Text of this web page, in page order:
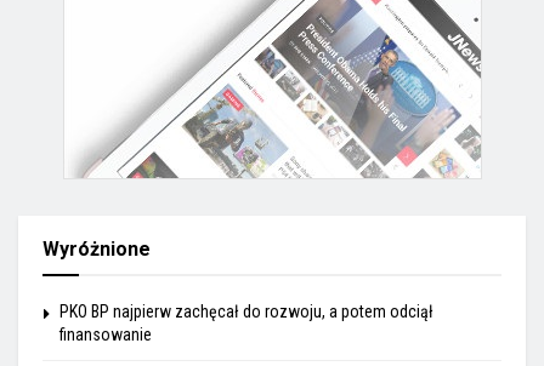
Wyróżnione
PKO BP najpierw zachęcał do rozwoju, a potem odciął
finansowanie